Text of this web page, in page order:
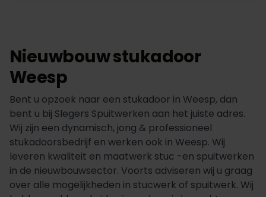
Nieuwbouw stukadoor
Weesp
Bent u opzoek naar een stukadoor in Weesp, dan
bent u bij Slegers Spuitwerken aan het juiste adres.
Wij zijn een dynamisch, jong & professioneel
stukadoorsbedrijf en werken ook in Weesp. Wij
leveren kwaliteit en maatwerk stuc -en spuitwerken
in de nieuwbouwsector. Voorts adviseren wij u graag
over alle mogelijkheden in stucwerk of spuitwerk. Wij